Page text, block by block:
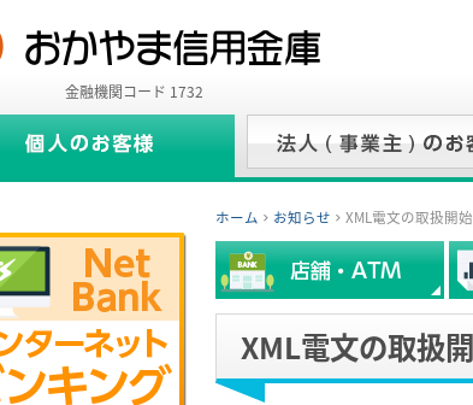
金融機関コード 1732
ホーム お知らせ XML電文の取扱開
XML電文の取扱